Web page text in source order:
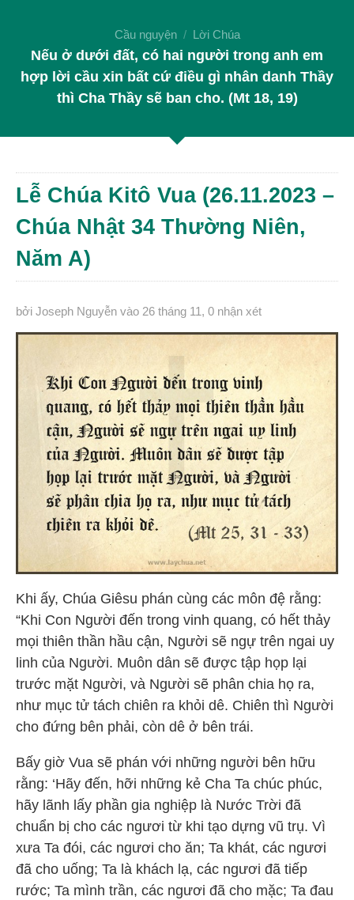
Cầu nguyện Lời Chúa
Nếu ở dưới đất, có hai người trong anh em
hợp lời cầu xin bất cứ điều gì nhân danh Thầy
thì Cha Thầy sẽ ban cho. (Mt 18, 19)
Lễ Chúa Kitô Vua (26.11.2023 –
Chúa Nhật 34 Thường Niên,
Năm A)
bởi Joseph Nguyễn vào 26 tháng 11 , 0 nhận xét
Khi ấy, Chúa Giêsu phán cùng các môn đệ rằng:
“Khi Con Người đến trong vinh quang, có hết thảy
mọi thiên thần hầu cận, Người sẽ ngự trên ngai uy
linh của Người. Muôn dân sẽ được tập họp lại
trước mặt Người, và Người sẽ phân chia họ ra,
như mục tử tách chiên ra khỏi dê. Chiên thì Người
cho đứng bên phải, còn dê ở bên trái.
Bấy giờ Vua sẽ phán với những người bên hữu
rằng: ‘Hãy đến, hỡi những kẻ Cha Ta chúc phúc,
hãy lãnh lấy phần gia nghiệp là Nước Trời đã
chuẩn bị cho các ngươi từ khi tạo dựng vũ trụ. Vì
xưa Ta đói, các ngươi cho ăn; Ta khát, các ngươi
đã cho uống; Ta là khách lạ, các ngươi đã tiếp
rước; Ta mình trần, các ngươi đã cho mặc; Ta đau